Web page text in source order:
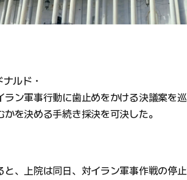
ルド・
ン軍事行動に歯止めをかける決議案を巡
を決める手続き採決を可決した。
と、上院は同日、対イラン軍事作戦の停